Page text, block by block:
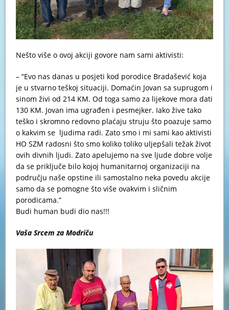
Nešto više o ovoj akciji govore nam sami aktivisti:
– “Evo nas danas u posjeti kod porodice Bradašević koja
je u stvarno teškoj situaciji. Domaćin Jovan sa suprugom i
sinom živi od 214 KM. Od toga samo za lijekove mora dati
130 KM. Jovan ima ugrađen i pesmejker. Iako žive tako
teško i skromno redovno plaćaju struju što poazuje samo
o kakvim se ljudima radi. Zato smo i mi sami kao aktivisti
HO SZM radosni što smo koliko toliko uljepšali težak život
ovih divnih ljudi. Zato apelujemo na sve ljude dobre volje
da se priključe bilo kojoj humanitarnoj organizaciji na
području naše opstine ili samostalno neka povedu akcije
samo da se pomogne što više ovakvim i sličnim
porodicama.”
Budi human budi dio nas!!!
Vaša Srcem za Modriču